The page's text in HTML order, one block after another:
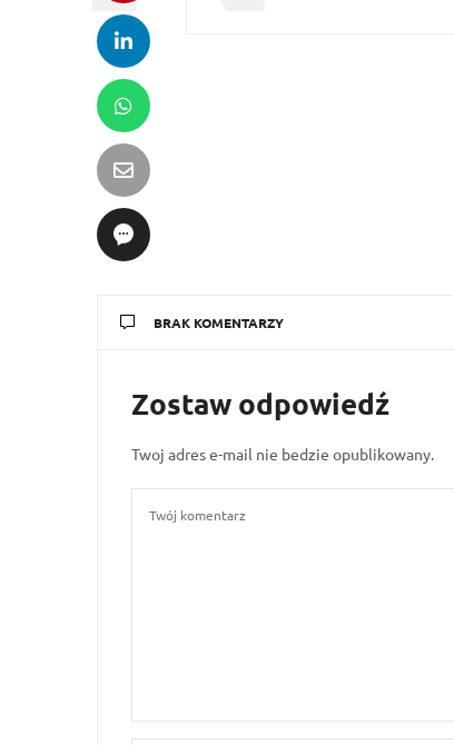
BRAK KOMENTARZY
Zostaw odpowiedź
Twoj adres e-mail nie bedzie opublikowany.